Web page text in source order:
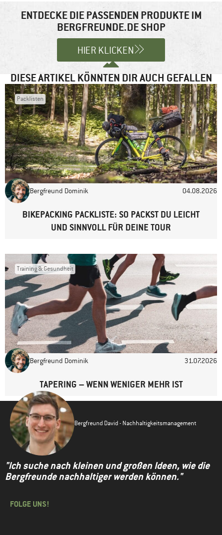
Felder sind mit*markiert
Name*
E-Mail-Adresse*
Website
ENTDECKE DIE PASSENDEN PRODUKTE IM
BERGFREUNDE.DE SHOP
HIER KLICKEN
DIESE ARTIKEL KÖNNTEN DIR AUCH GEFALLEN
Packlisten
Bergfreund Dominik 04.08.2026
BIKEPACKING PACKLISTE: SO PACKST DU LEICHT
UND SINNVOLL FÜR DEINE TOUR
Training & Gesundheit
Bergfreund Dominik 31.07.2026
TAPERING – WENN WENIGER MEHR IST
Bergfreund David - Nachhaltigkeitsmanagement
"Ich suche nach kleinen und großen Ideen, wie die
Bergfreunde nachhaltiger werden können."
FOLGE UNS!